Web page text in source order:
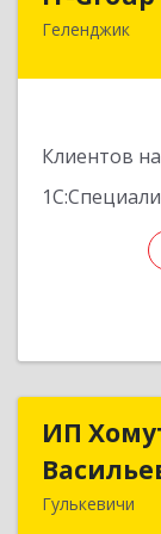
Геленджик
Клиентов
ИП
Гулькевичи